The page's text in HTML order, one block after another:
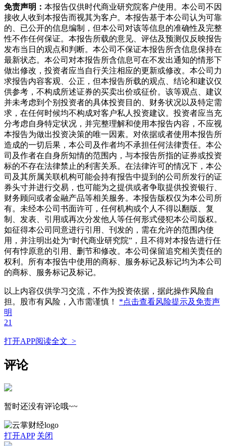
免责声明： 本报告仅供时代商业研究院客户使用。本公司不因
接收人收到本报告而视其为客户。本报告基于本公司认为可靠
的、已公开的信息编制，但本公司对该等信息的准确性及完整
性不作任何保证。本报告所载的意见、评估及预测仅反映报告
发布当日的观点和判断。本公司不保证本报告所含信息保持在
最新状态。本公司对本报告所含信息可在不发出通知的情形下
做出修改，投资者应当自行关注相应的更新或修改。本公司力
求报告内容客观、公正，但本报告所载的观点、结论和建议仅
供参考，不构成所述证券的买卖出价或征价。该等观点、建议
并未考虑到个别投资者的具体投资目的、财务状况以及特定需
求，在任何时候均不构成对客户私人投资建议。投资者应当充
分考虑自身特定状况，并完整理解和使用本报告内容，不应视
本报告为做出投资决策的唯一因素。对依据或者使用本报告所
造成的一切后果，本公司及作者均不承担任何法律责任。本公
司及作者在自身所知情的范围内，与本报告所指的证券或投资
标的不存在法律禁止的利害关系。在法律许可的情况下，本公
司及其所属关联机构可能会持有报告中提到的公司所发行的证
券头寸并进行交易，也可能为之提供或者争取提供投资银行、
财务顾问或者金融产品等相关服务。本报告版权仅为本公司所
有。未经本公司书面许可，任何机构或个人不得以翻版、复
制、发表、引用或再次分发他人等任何形式侵犯本公司版权。
如征得本公司同意进行引用、刊发的，需在允许的范围内使
用，并注明出处为“时代商业研究院”，且不得对本报告进行任
何有悖原意的引用、删节和修改。本公司保留追究相关责任的
权利。所有本报告中使用的商标、服务标记及标记均为本公司
的商标、服务标记及标记。
以上内容仅供学习交流，不作为投资依据，据此操作风险自
担。股市有风险，入市需谨慎！ *点击查看风险提示及免责声
明
21
打开APP阅读全文 >
评论
暂时还没有评论哦~~
打开APP 关闭